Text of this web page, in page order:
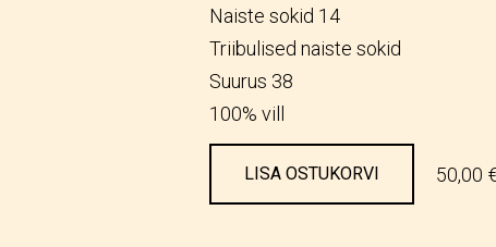
Naiste sokid 14
Triibulised naiste sokid
Suurus 38
100% vill
LISA OSTUKORVI 50,00